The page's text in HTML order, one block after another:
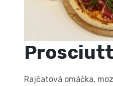
Rajčatová omáčka,